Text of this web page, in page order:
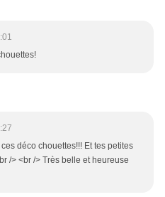
déco chouettes!!! Et tes petites
/> <br /> Très belle et heureuse